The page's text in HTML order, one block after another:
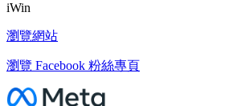
iWin
瀏覽網站
瀏覽 Facebook 粉絲專頁